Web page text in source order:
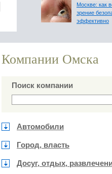
Москве: как
зрение
эффективно
Компании Омска
Поиск компании
Автомобили
Город, власть
Досуг, отдых,